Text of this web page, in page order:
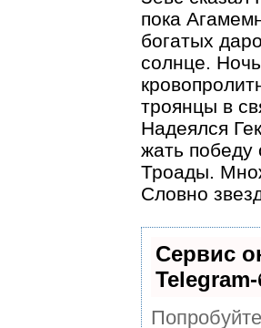
пока
богатых
солнце.
троянцы в
Надеялся
жать победу
Троады.
Словно
Сервис